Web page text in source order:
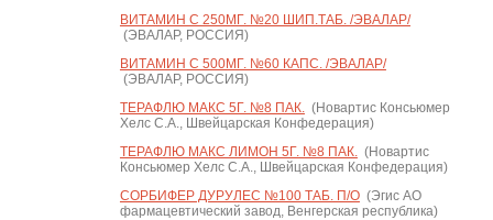
ВИТАМИН С 250МГ. №20 ШИП.ТАБ. /ЭВАЛАР/
(ЭВАЛАР, РОССИЯ)
ВИТАМИН С 500МГ. №60 КАПС. /ЭВАЛАР/
(ЭВАЛАР, РОССИЯ)
ТЕРАФЛЮ МАКС 5Г. №8 ПАК.(Новартис Консьюмер
Хелс С.А., Швейцарская Конфедерация)
ТЕРАФЛЮ МАКС ЛИМОН 5Г. №8 ПАК.(Новартис
Консьюмер Хелс С.А., Швейцарская Конфедерация)
СОРБИФЕР ДУРУЛЕС №100 ТАБ. П/О(Эгис АО
фармацевтический завод, Венгерская республика)